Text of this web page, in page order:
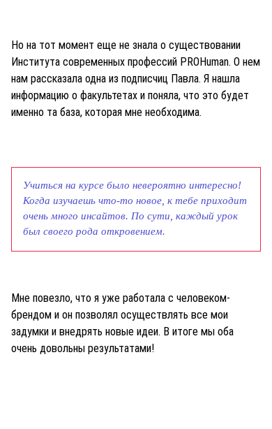
Но на тот момент еще не знала о существовании
Института современных профессий PROHuman. О нем
нам рассказала одна из подписчиц Павла. Я нашла
информацию о факультетах и поняла, что это будет
именно та база, которая мне необходима.
Учиться на курсе было невероятно интересно!
Когда изучаешь что-то новое, к тебе приходит
очень много инсайтов. По сути, каждый урок
был своего рода откровением.
Мне повезло, что я уже работала с человеком-
брендом и он позволял осуществлять все мои
задумки и внедрять новые идеи. В итоге мы оба
очень довольны результатами!